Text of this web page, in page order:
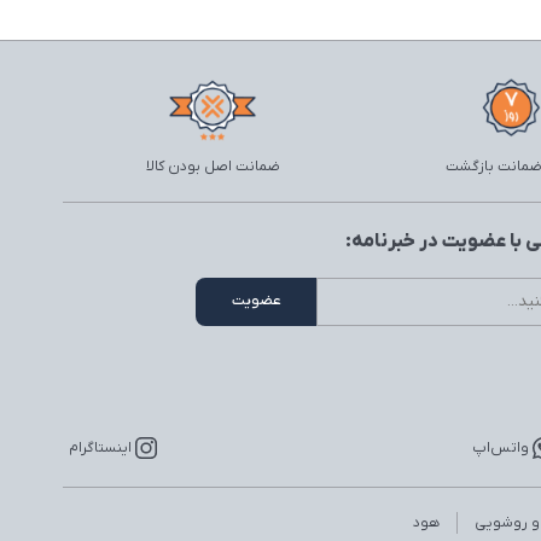
ضمانت اصل بودن کالا
با عضویت در خبرنامه:
واتس‌اپ اینستاگرام
و روشویی هود